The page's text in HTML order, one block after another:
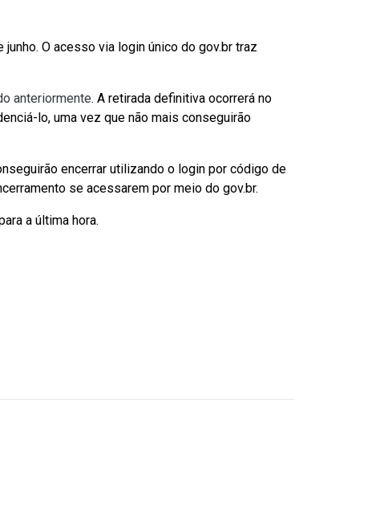
O acesso via login único do gov.br traz
anteriormente. A retirada definitiva ocorrerá no
lo, uma vez que não mais conseguirão
encerrar utilizando o login por código de
se acessarem por meio do gov.br.
a última hora.